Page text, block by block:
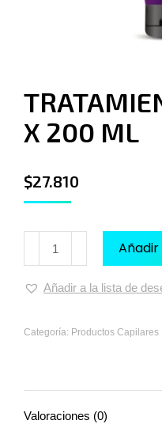
X 200 ML
$27.810
Añadir a la lista de
Categoría: Productos Capilares
Valoraciones (0)